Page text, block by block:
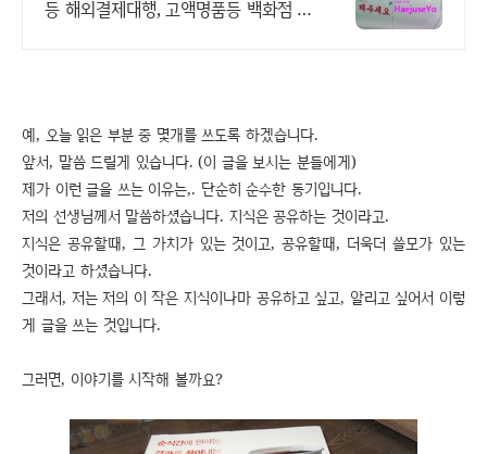
등 해외결제대행, 고액명품등 백화점 구
예, 오늘 읽은 부분 중 몇개를 쓰도록 하겠습니다.
앞서, 말씀 드릴게 있습니다. (이 글을 보시는 분들에게)
제가 이런 글을 쓰는 이유는,. 단순히 순수한 동기입니다.
저의 선생님께서 말씀하셨습니다. 지식은 공유하는 것이라고.
지식은 공유할때, 그 가치가 있는 것이고, 공유할때, 더욱더 쓸모가 있는
것이라고 하셨습니다.
그래서, 저는 저의 이 작은 지식이나마 공유하고 싶고, 알리고 싶어서 이렇
게 글을 쓰는 것입니다.
그러면, 이야기를 시작해 볼까요?